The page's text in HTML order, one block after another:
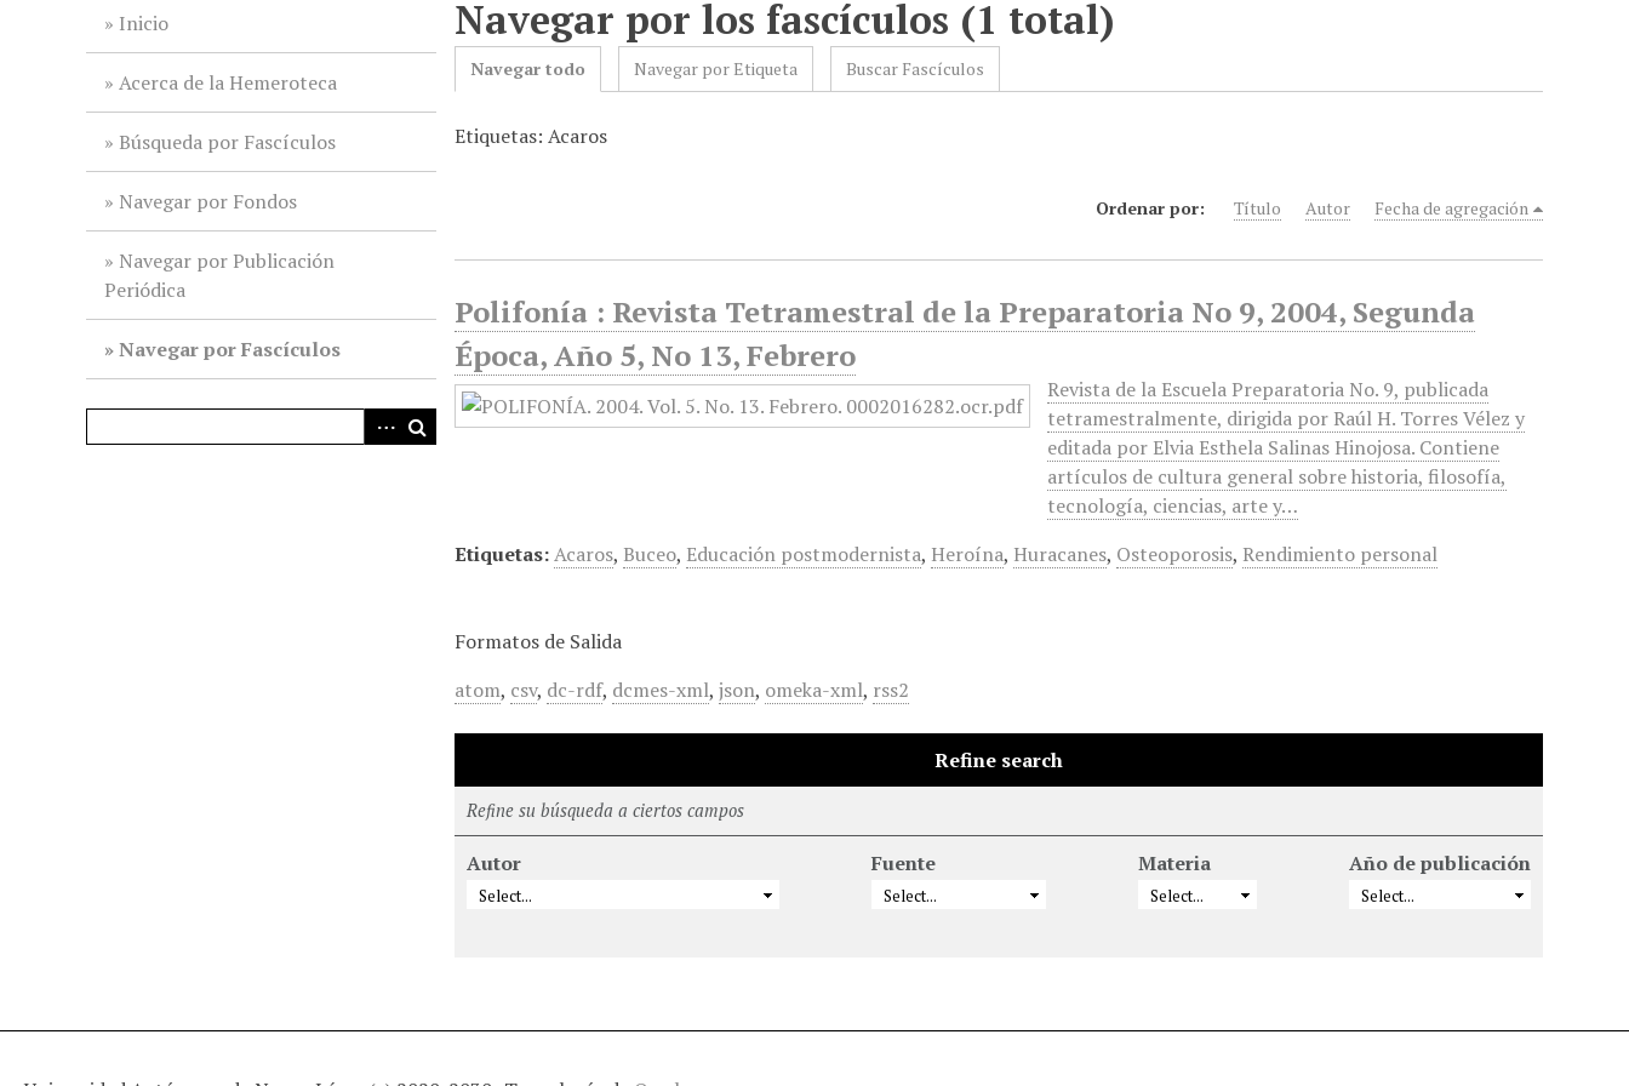
Inicio
Acerca de la Hemeroteca
Búsqueda por Fascículos
Navegar por Fondos
Navegar por Publicación
Periódica
Navegar por Fascículos
Navegar por los fascículos (1 total)
Navegar todo Navegar por Etiqueta Buscar Fascículos
Etiquetas: Acaros
Ordenar por: Título Autor Fecha de agregación
Polifonía : Revista Tetramestral de la Preparatoria No 9, 2004, Segunda
Época, Año 5, No 13, Febrero
Revista de la Escuela Preparatoria No. 9, publicada
tetramestralmente, dirigida por Raúl H. Torres Vélez y
editada por Elvia Esthela Salinas Hinojosa. Contiene
artículos de cultura general sobre historia, filosofía,
tecnología, ciencias, arte y…
Etiquetas:Acaros, Buceo, Educación postmodernista, Heroína, Huracanes, Osteoporosis, Rendimiento personal
Formatos de Salida
atom, csv, dc-rdf, dcmes-xml,json, omeka-xml, rss2
Refine search
Refine su búsqueda a ciertos campos
Autor Fuente Materia Año de publicación